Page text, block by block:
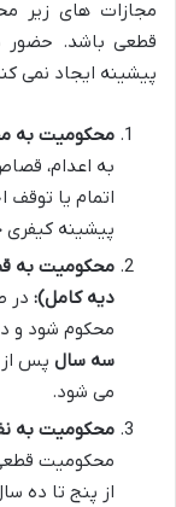
مجازات های زیر
قطعی باشد. حضور
پیشینه ایجاد نمی
محکومیت به
به اعدام،
اتمام یا
پیشینه کیفری
محکومیت به
دیه کامل): در
محکوم شود و
سه سال پس از
می شود.
محکومیت به
محکومیت
از پنج تا ده